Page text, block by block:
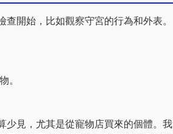
開始，比如觀察守宮的行為和外表。
。
少見，尤其是從寵物店買來的個體。我